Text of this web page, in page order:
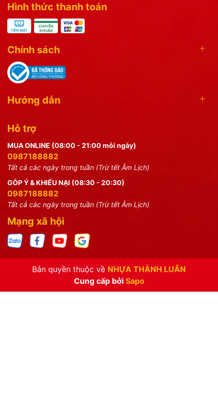
Hình thức thanh toán
Chính sách
Hướng dẫn
Hỗ trợ
MUA ONLINE (08:00 - 21:00 mỗi ngày)
0987188882
Tất cả các ngày trong tuần (Trừ tết Âm Lịch)
GÓP Ý & KHIẾU NẠI (08:30 - 20:30)
0987188882
Tất cả các ngày trong tuần (Trừ tết Âm Lịch)
Mạng xã hội
Bản quyền thuộc về NHỰA THÀNH LUÂN
Cung cấp bởi Sapo